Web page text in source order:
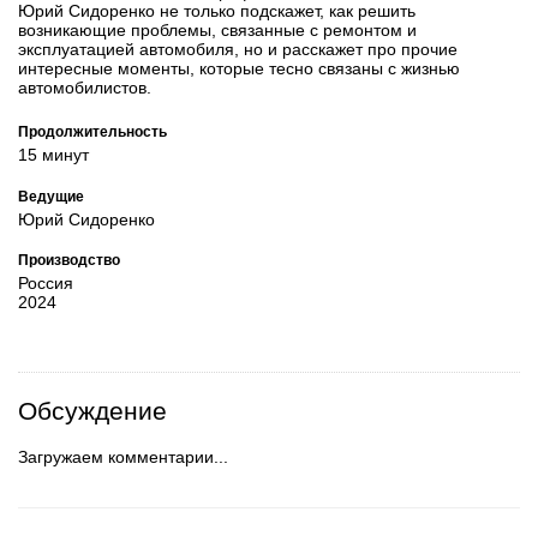
Юрий Сидоренко не только подскажет, как решить
возникающие проблемы, связанные с ремонтом и
эксплуатацией автомобиля, но и расскажет про прочие
интересные моменты, которые тесно связаны с жизнью
автомобилистов.
Продолжительность
15 минут
Ведущие
Юрий Сидоренко
Производство
Россия
2024
Обсуждение
Загружаем комментарии...